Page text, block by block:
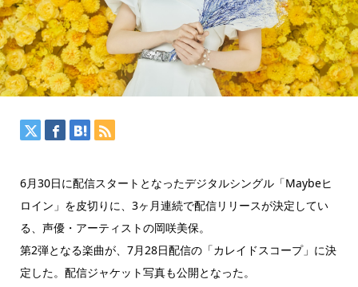
6月30日に配信スタートとなったデジタルシングル「Maybeヒ
ロイン」を皮切りに、3ヶ月連続で配信リリースが決定してい
る、声優・アーティストの岡咲美保。
第2弾となる楽曲が、7月28日配信の「カレイドスコープ」に決
定した。配信ジャケット写真も公開となった。